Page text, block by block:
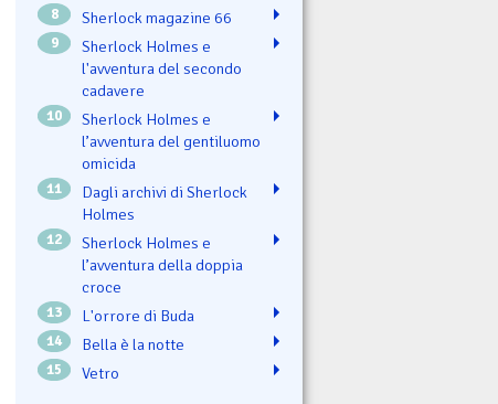
8 Sherlock magazine 66
9
Sherlock Holmes e
l'avventura del secondo
cadavere
10
Sherlock Holmes e
l’avventura del gentiluomo
omicida
11
Dagli archivi di Sherlock
Holmes
12
Sherlock Holmes e
l’avventura della doppia
croce
13 L'orrore di Buda
14 Bella è la notte
15 Vetro